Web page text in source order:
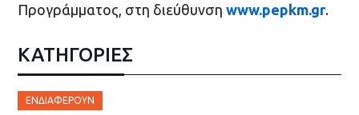
Προγράμματος, στη διεύθυνσηwww.pepkm.gr.
ΚΑΤΗΓΟΡΙΕΣ
ΕΝΔΙΑΦΈΡΟΥΝ